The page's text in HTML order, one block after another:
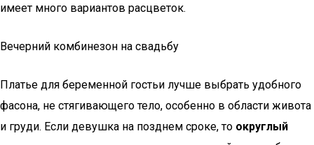
имеет много вариантов расцветок.
Вечерний комбинезон на свадьбу
Платье для беременной гостьи лучше выбрать удобного
фасона, не стягивающего тело, особенно в области живота
и груди. Если девушка на позднем сроке, то округлый